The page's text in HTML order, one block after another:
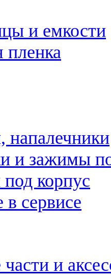
и емкости
пленка
напалечники
и зажимы
корпус
сервисе
и